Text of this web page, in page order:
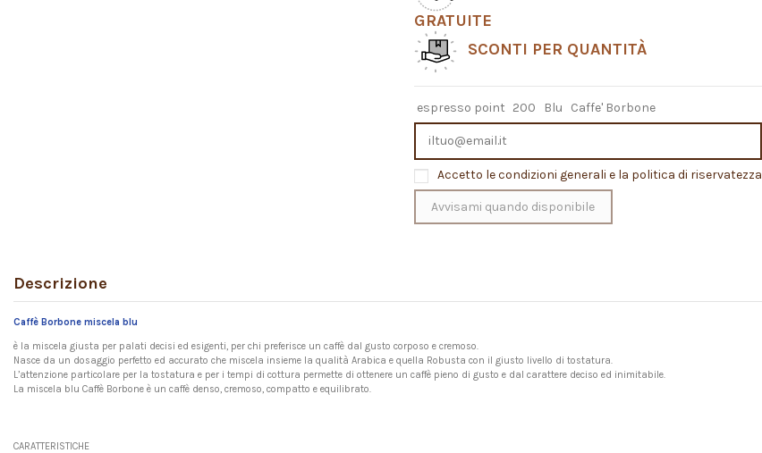
GRATUITE
SCONTI PER QUANTITÀ
espresso point 200 Blu Caffe' Borbone
Accetto le condizioni generali e la politica di riservatezza
Descrizione
Caffè Borbone miscela blu
è la miscela giusta per palati decisi ed esigenti, per chi preferisce un caffè dal gusto corposo e cremoso.
Nasce da un dosaggio perfetto ed accurato che miscela insieme la qualità Arabica e quella Robusta con il giusto livello di tostatura.
L’attenzione particolare per la tostatura e per i tempi di cottura permette di ottenere un caffè pieno di gusto e dal carattere deciso ed inimitabile.
La miscela blu Caffè Borbone è un caffè denso, cremoso, compatto e equilibrato.
CARATTERISTICHE